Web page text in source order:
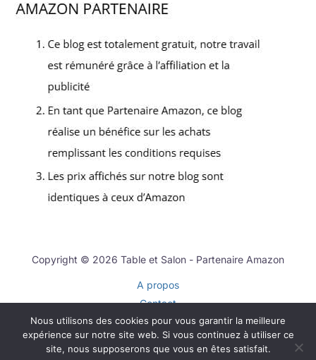
Copyright © 2026 Table et Salon - Partenaire Amazon
A propos
Contact
Plan du site
Mentions légales
Nous utilisons des cookies pour vous garantir la meilleure
expérience sur notre site web. Si vous continuez à utiliser ce
site, nous supposerons que vous en êtes satisfait.